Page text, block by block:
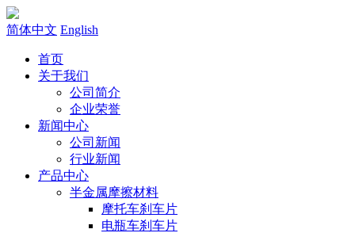
简体中文 English
首页
关于我们
公司简介
企业荣誉
新闻中心
公司新闻
行业新闻
产品中心
半金属摩擦材料
摩托车刹车片
电瓶车刹车片